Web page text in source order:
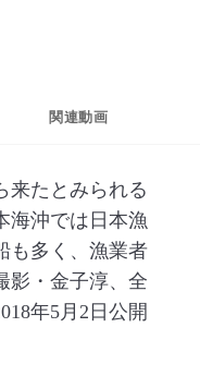
で共有
関連動画
来たとみられる
海沖では日本漁
も多く、漁業者
影・金子淳、全
年5月2日公開